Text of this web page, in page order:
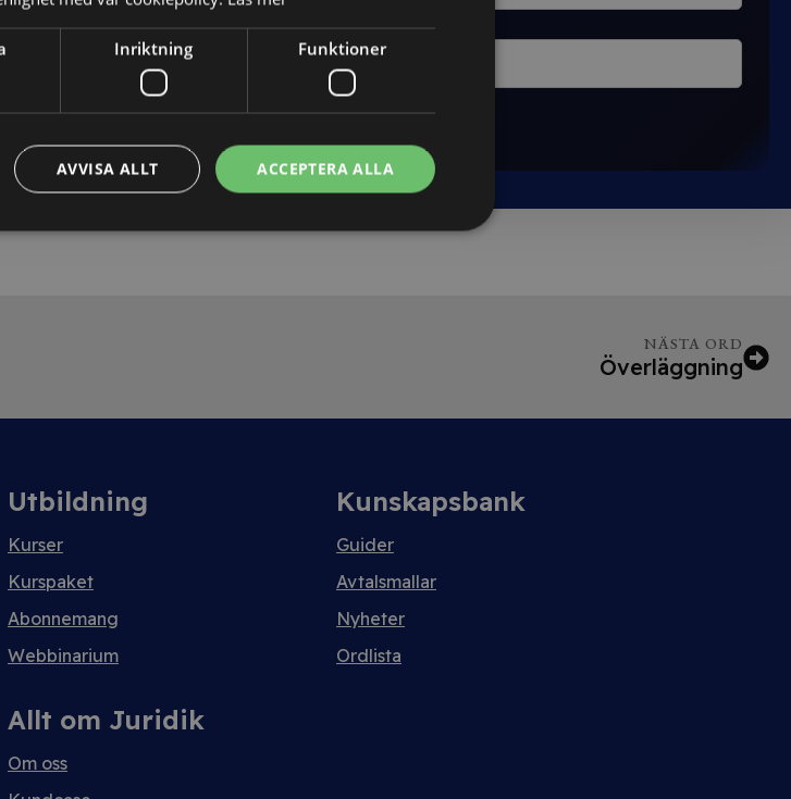
Skicka
NÄSTA ORD
Överläggning
Utbildning
Kurser
Kurspaket
Abonnemang
Webbinarium
Kunskapsbank
Guider
Avtalsmallar
Nyheter
Ordlista
Allt om Juridik
Om oss
Inriktning Funktioner
ACCEPTERA ALLA
AVVISA ALLT